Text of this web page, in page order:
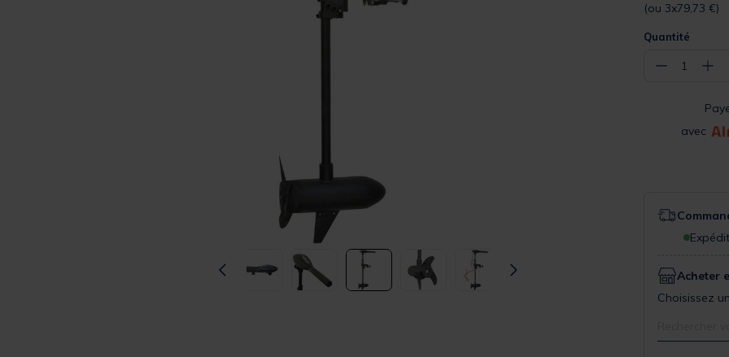
(ou 3x79,73 €)
Quantité
− 1 +
avec
Acheter
Choisissez